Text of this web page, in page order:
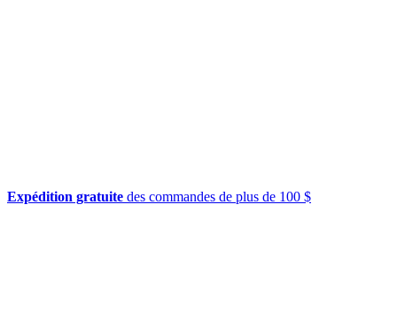
Expédition gratuite des commandes de plus de 100 $